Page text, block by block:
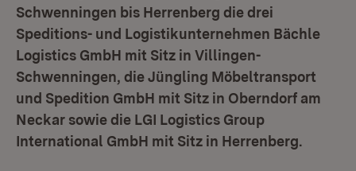
Schwenningen bis Herrenberg die drei
Speditions- und Logistikunternehmen Bächle
Logistics GmbH mit Sitz in Villingen-
Schwenningen, die Jüngling Möbeltransport
und Spedition GmbH mit Sitz in Oberndorf am
Neckar sowie die LGI Logistics Group
International GmbH mit Sitz in Herrenberg.